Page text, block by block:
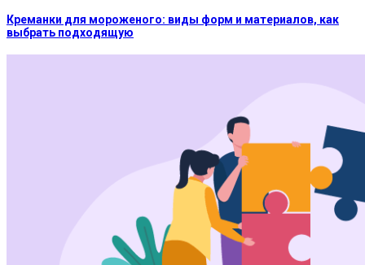
Креманки для мороженого: виды форм и материалов, как
выбрать подходящую